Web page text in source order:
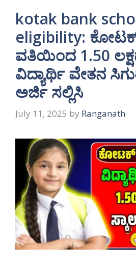
kotak bank
eligibility: ಕೋಟಕ್
ವತಿಯಿಂದ 1.50
ವಿದ್ಯಾರ್ಥಿ ವೇತನ
ಅರ್ಜಿ ಸಲ್ಲಿಸಿ
July 11, 2025 by Ranganath